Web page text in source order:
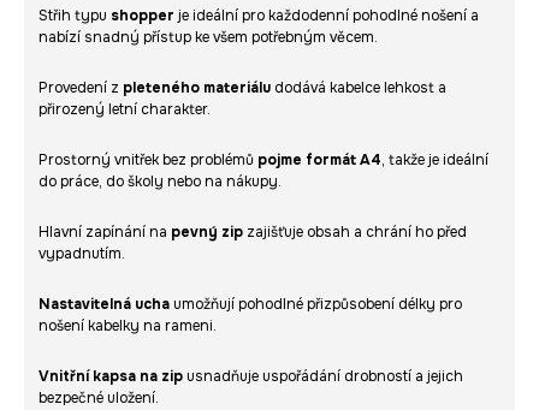
Střih typu shopper je ideální pro každodenní pohodlné nošení a
nabízí snadný přístup ke všem potřebným věcem.
Provedení z pleteného materiálu dodává kabelce lehkost a
přirozený letní charakter.
Prostorný vnitřek bez problémů pojme formát A4, takže je ideální
do práce, do školy nebo na nákupy.
Hlavní zapínání na pevný zip zajišťuje obsah a chrání ho před
vypadnutím.
Nastavitelná ucha umožňují pohodlné přizpůsobení délky pro
nošení kabelky na rameni.
Vnitřní kapsa na zip usnadňuje uspořádání drobností a jejich
bezpečné uložení.